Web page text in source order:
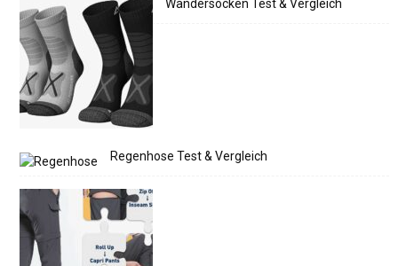
Wandersocken Test & Vergleich
Regenhose Test & Vergleich